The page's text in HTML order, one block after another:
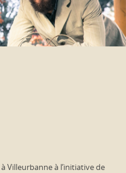
Villeurbanne à l’initiative de